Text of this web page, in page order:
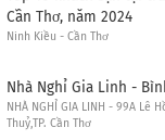
Cần Thơ, năm 2024
Ninh Kiều - Cần Thơ
Nhà Nghỉ Gia Linh -
NHÀ NGHỈ GIA LINH - 99A Lê
Thuỷ,TP. Cần Thơ